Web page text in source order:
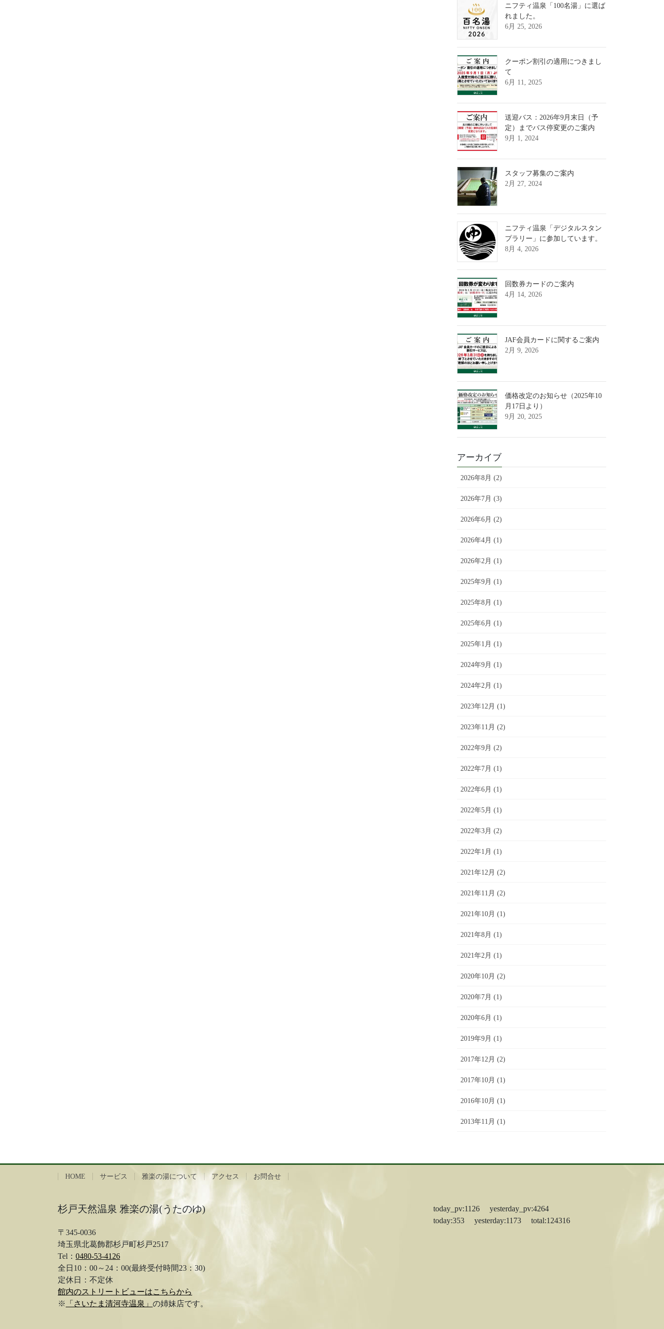
ニフティ温泉「100名湯」に選ば
れました。
6月 25, 2026
クーポン割引の適用につきまし
て
6月 11, 2025
送迎バス：2026年9月末日（予
定）までバス停変更のご案内
9月 1, 2024
スタッフ募集のご案内
2月 27, 2024
ニフティ温泉「デジタルスタン
プラリー」に参加しています。
8月 4, 2026
回数券カードのご案内
4月 14, 2026
JAF会員カードに関するご案内
2月 9, 2026
価格改定のお知らせ（2025年10
月17日より）
9月 20, 2025
アーカイブ
2026年8月 (2)
2026年7月 (3)
2026年6月 (2)
2026年4月 (1)
2026年2月 (1)
2025年9月 (1)
2025年8月 (1)
2025年6月 (1)
2025年1月 (1)
2024年9月 (1)
2024年2月 (1)
2023年12月 (1)
2023年11月 (2)
2022年9月 (2)
2022年7月 (1)
2022年6月 (1)
2022年5月 (1)
2022年3月 (2)
2022年1月 (1)
2021年12月 (2)
2021年11月 (2)
2021年10月 (1)
2021年8月 (1)
2021年2月 (1)
2020年10月 (2)
2020年7月 (1)
2020年6月 (1)
2019年9月 (1)
2017年12月 (2)
2017年10月 (1)
2016年10月 (1)
2013年11月 (1)
HOME サービス 雅楽の湯について アクセス お問合せ
杉戸天然温泉 雅楽の湯(うたのゆ)
〒345-0036
埼玉県北葛飾郡杉戸町杉戸2517
Tel： 0480-53-4126
全日10：00～24：00(最終受付時間23：30)
定休日：不定休
館内のストリートビューはこちらから
※
「さいたま清河寺温泉」 の姉妹店です。
today_pv:1126 yesterday_pv:4264
today:353 yesterday:1173 total:124316